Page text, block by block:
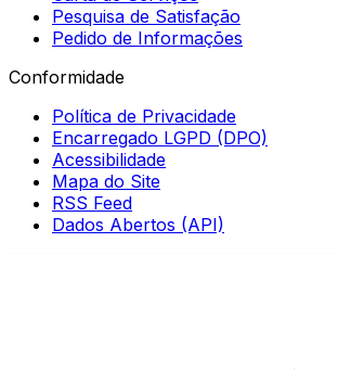
Pesquisa de Satisfação
Pedido de Informações
Conformidade
Política de Privacidade
Encarregado LGPD (DPO)
Acessibilidade
Mapa do Site
RSS Feed
Dados Abertos (API)